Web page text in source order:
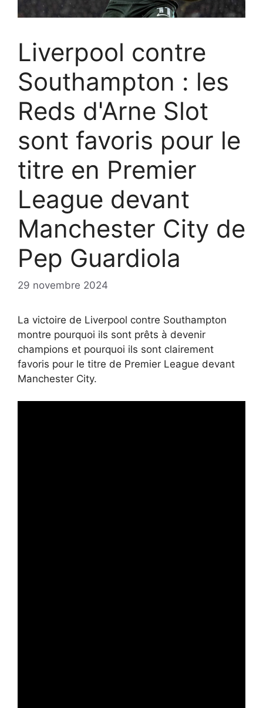
Liverpool contre
Southampton : les
Reds d'Arne Slot
sont favoris pour le
titre en Premier
League devant
Manchester City de
Pep Guardiola
29 novembre 2024
La victoire de Liverpool contre Southampton
montre pourquoi ils sont prêts à devenir
champions et pourquoi ils sont clairement
favoris pour le titre de Premier League devant
Manchester City.